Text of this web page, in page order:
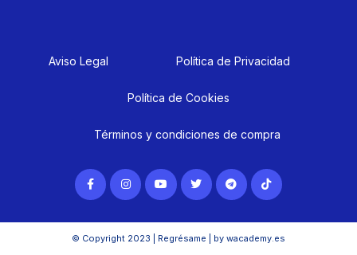
Aviso Legal Política de Privacidad
Política de Cookies
Términos y condiciones de compra
© Copyright 2023 | Regrésame | by wacademy.es